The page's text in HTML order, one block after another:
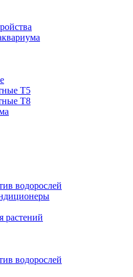
Т5
Т8
водорослей
растений
водорослей